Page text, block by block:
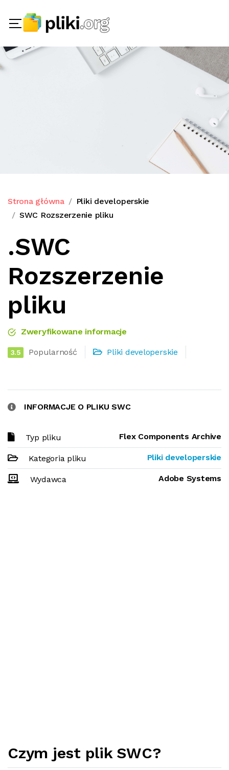
Strona główna
Pliki developerskie
SWC Rozszerzenie pliku
.SWC
Rozszerzenie
pliku
Zweryfikowane informacje
3.5 Popularność Pliki developerskie
INFORMACJE O PLIKU SWC
Typ pliku Flex Components Archive
Kategoria pliku Pliki developerskie
Wydawca Adobe Systems
Czym jest plik SWC?